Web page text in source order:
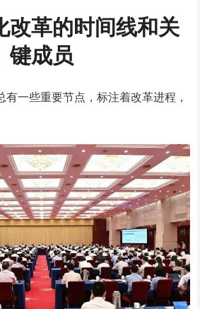
改革的时间线和关
键成员
有一些重要节点，标注着改革进程，